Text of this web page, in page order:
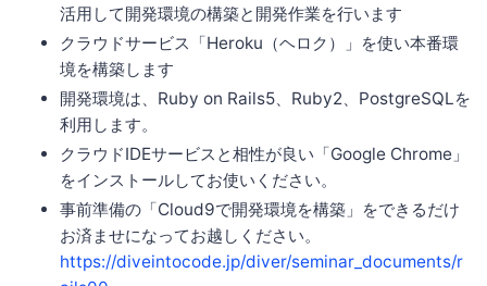
活用して開発環境の構築と開発作業を行います
クラウドサービス「Heroku（ヘロク）」を使い本番環
境を構築します
開発環境は、Ruby on Rails5、Ruby2、PostgreSQLを
利用します。
クラウドIDEサービスと相性が良い「Google Chrome」
をインストールしてお使いください。
事前準備の「Cloud9で開発環境を構築」をできるだけ
お済ませになってお越しください。
https://diveintocode.jp/diver/seminar_documents/r